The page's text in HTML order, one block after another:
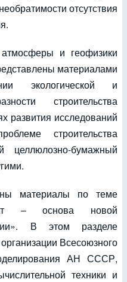
отсутствия
и геофизики
материалами
экологической и
строительства
развития исследований
строительства
целлюлозно-бумажный
материалы по теме
– основа новой
В этом разделе
Всесоюзного
АН СССР,
техники и